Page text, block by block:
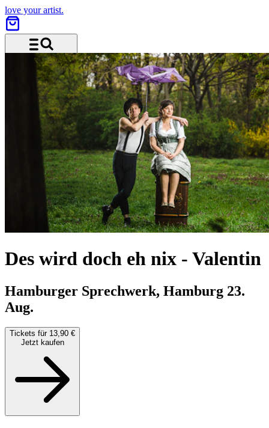
love your artist.
Menü und Suche
Des wird doch eh nix - Valentin
Hamburger Sprechwerk, Hamburg 23.
Aug.
Tickets für 13,90 €
Jetzt kaufen